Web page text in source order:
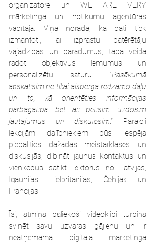
organizatore un WE ARE VERY
mārketinga un notikumu
aģentūras
vadītāja. Viņa norāda, ka dati tiek
izmantoti, lai izprastu patērētāju
vajadzības un paradumus, tādā veidā
radot objektīvus lēmumus un
personalizētu saturu. “Pasākumā
apskatīsim ne tikai aisberga redzamo daļu
un to, kā orientēties informācijas
pārbagātībā, bet arī pētīsim, uzdosim
jautājumus un diskutēsim.” Paralēli
lekcijām dalībniekiem būs iespēja
piedalīties dažādās meistarklasēs un
diskusijās, dibināt jaunus kontaktus un
vienkopus satikt lektorus no Latvijas,
Igaunijas, Lielbritānijas, Čehijas un
Francijas.
Īsi, atmiņā paliekoši videoklipi turpina
svinēt savu uzvaras gājienu un ir
neatņemama digitālā mārketinga